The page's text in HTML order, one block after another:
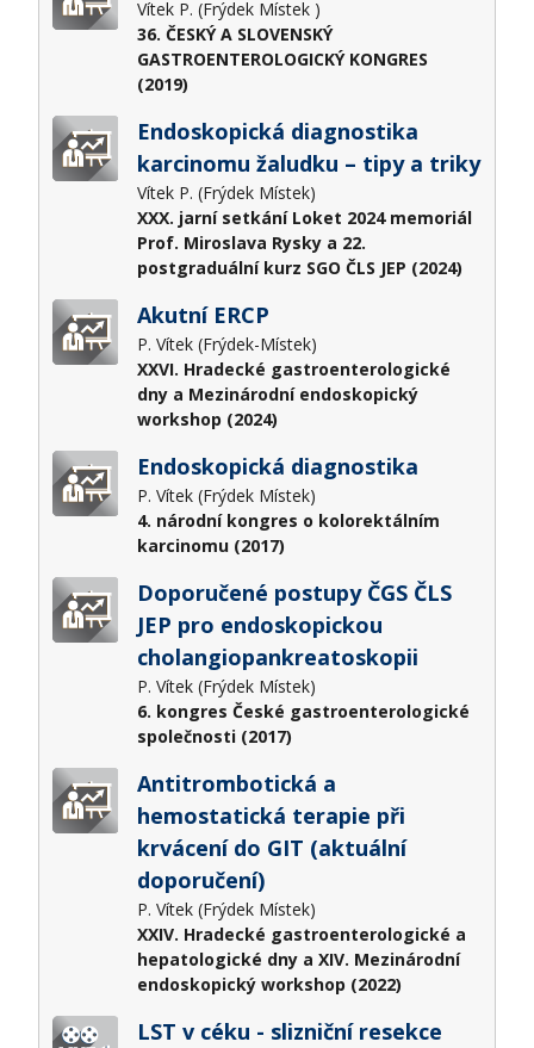
Vítek P. (Frýdek Místek )
36. ČESKÝ A SLOVENSKÝ
GASTROENTEROLOGICKÝ KONGRES
(2019)
Endoskopická diagnostika
karcinomu žaludku – tipy a triky
Vítek P. (Frýdek Místek)
XXX. jarní setkání Loket 2024 memoriál
Prof. Miroslava Rysky a 22.
postgraduální kurz SGO ČLS JEP (2024)
Akutní ERCP
P. Vítek (Frýdek-Místek)
XXVI. Hradecké gastroenterologické
dny a Mezinárodní endoskopický
workshop (2024)
Endoskopická diagnostika
P. Vítek (Frýdek Místek)
4. národní kongres o kolorektálním
karcinomu (2017)
Doporučené postupy ČGS ČLS
JEP pro endoskopickou
cholangiopankreatoskopii
P. Vítek (Frýdek Místek)
6. kongres České gastroenterologické
společnosti (2017)
Antitrombotická a
hemostatická terapie při
krvácení do GIT (aktuální
doporučení)
P. Vítek (Frýdek Místek)
XXIV. Hradecké gastroenterologické a
hepatologické dny a XIV. Mezinárodní
endoskopický workshop (2022)
LST v céku - slizniční resekce